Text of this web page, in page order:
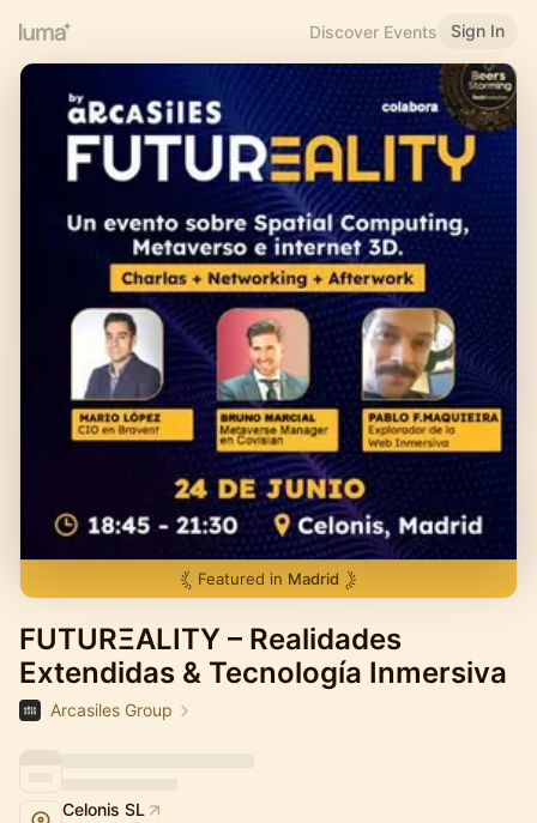
Discover Events Sign In
Featured in Madrid
FUTURΞALITY – Realidades
Extendidas & Tecnología Inmersiva
Arcasiles Group
Celonis SL